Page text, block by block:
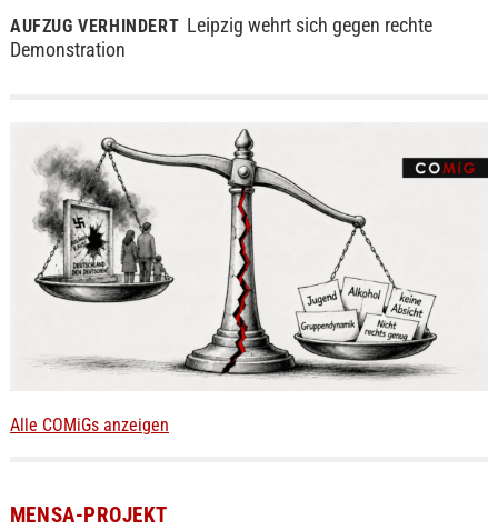
AUFZUG VERHINDERT Leipzig wehrt sich gegen rechte
Demonstration
Alle COMiGs anzeigen
MENSA-PROJEKT